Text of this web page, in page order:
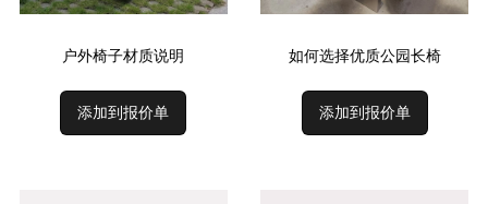
户外椅子材质说明
添加到报价单
如何选择优质公园长椅
添加到报价单